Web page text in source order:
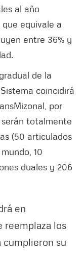
al año
equivale a
entre 36% y
de la
coincidirá
por
serán totalmente
(50 articulados
10
duales y 206
en
reemplaza los
cumplieron su